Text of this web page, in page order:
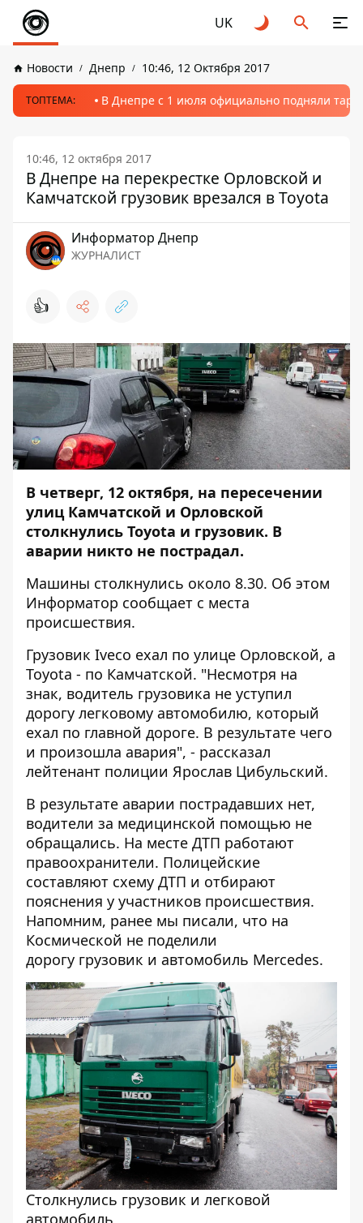
UK
Новости Днепр 10:46, 12 Октября 2017
ТОПТЕМА: В Днепре с 1 июля официально подняли
10:46, 12 октября 2017
В Днепре на перекрестке Орловской и
Камчатской грузовик врезался в Toyota
Информатор Днепр
ЖУРНАЛИСТ
👍
В четверг, 12 октября, на пересечении
улиц Камчатской и Орловской
столкнулись Toyota и грузовик. В
аварии никто не пострадал.
Машины столкнулись около 8.30. Об этом
Информатор сообщает с места
происшествия.
Грузовик Iveco ехал по улице Орловской, а
Toyota - по Камчатской. "Несмотря на
знак, водитель грузовика не уступил
дорогу легковому автомобилю, который
ехал по главной дороге. В результате чего
и произошла авария", - рассказал
лейтенант полиции Ярослав Цибульский.
В результате аварии пострадавших нет,
водители за медицинской помощью не
обращались. На месте ДТП работают
правоохранители. Полицейские
составляют схему ДТП и отбирают
пояснения у участников происшествия.
Напомним, ранее мы писали, что на
Космической не поделили
дорогу грузовик и автомобиль Mercedes.
Столкнулись грузовик и легковой
автомобиль